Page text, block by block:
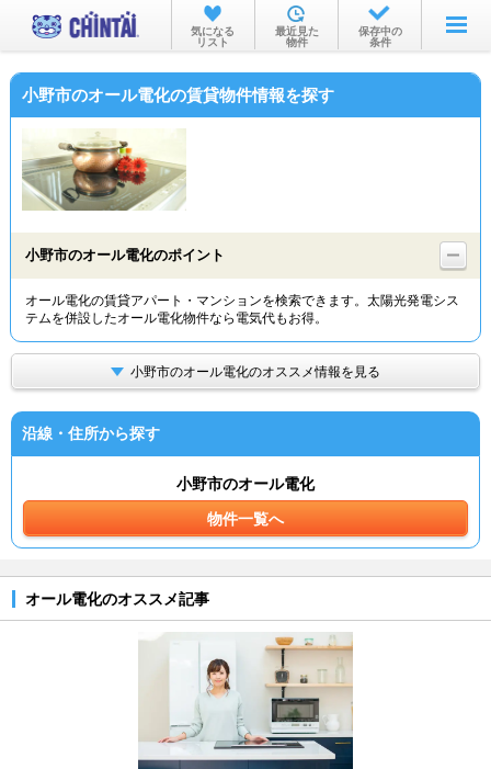
お部屋を探す
沿線・駅から
物件特集から
TOP
気になる
リスト
最近見た
物件
保存中の
条件
小野市のオール電化の賃貸物件情報を探す
小野市のオール電化のポイント
オール電化の賃貸アパート・マンションを検索できます。太陽光発電シス
テムを併設したオール電化物件なら電気代もお得。
小野市のオール電化のオススメ情報を見る
沿線・住所から探す
小野市のオール電化
物件一覧へ
オール電化のオススメ記事